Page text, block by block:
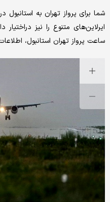
شما برای پرواز تهران به
ایرلاین‌های متنوع را نیز
ساعت پرواز تهران استانبول،